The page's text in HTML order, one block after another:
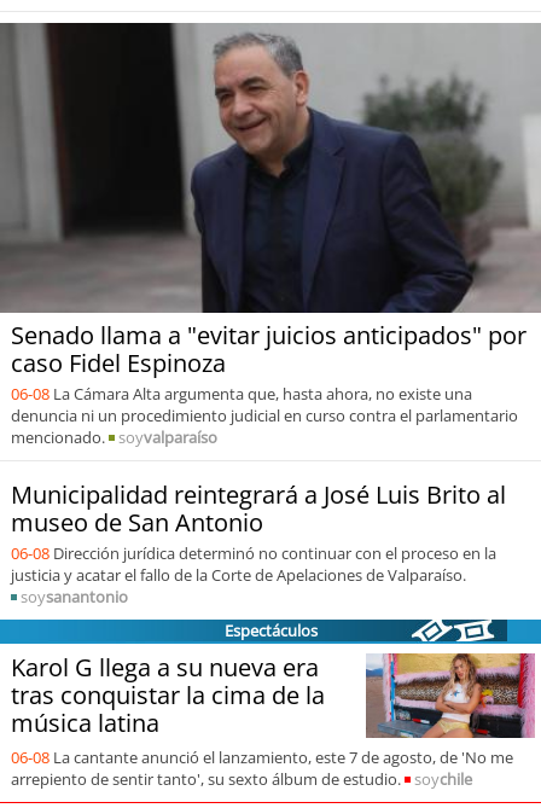
Tecnología
soyiquique
soycalama
soyantofagasta
soycopiapó
soyvalparaíso
soyquillota
soysanantonio
soychillán
soysancarlos
soy talcahuano
Senado llama a "evitar juicios anticipados" por
caso Fidel Espinoza
06-08 La Cámara Alta argumenta que, hasta ahora, no existe una
denuncia ni un procedimiento judicial en curso contra el parlamentario
mencionado.
soyvalparaíso
Municipalidad reintegrará a José Luis Brito al
museo de San Antonio
06-08 Dirección jurídica determinó no continuar con el proceso en la
justicia y acatar el fallo de la Corte de Apelaciones de Valparaíso.
soysanantonio
Espectáculos
Karol G llega a su nueva era
tras conquistar la cima de la
música latina
06-08 La cantante anunció el lanzamiento, este 7 de agosto, de 'No me
arrepiento de sentir tanto', su sexto álbum de estudio.
soychile